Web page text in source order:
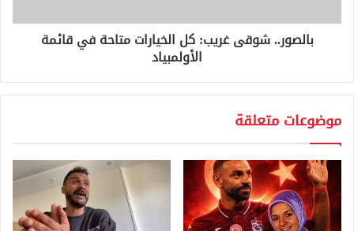
بالصور.. شوقى غريب: كل الخيارات متاحة في قائمة
الأولمبياد
موضوعات متعلقة